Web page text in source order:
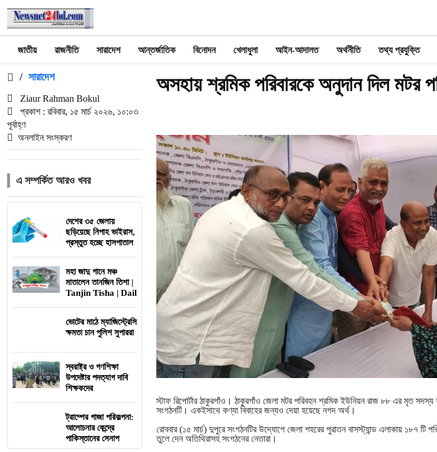
জাতীয় রাজনীতি সারাদেশ আন্তর্জাতিক বিনোদন খেলাধুলা আইন-আদালত অর্থনীতি তথ্য প্রযুক্তি
/ সারাদেশ
Ziaur Rahman Bokul
প্রকাশ : রবিবার, ১৫ মার্চ ২০২৬, ১০:০৩
পূর্বাহ্ণ
অনলাইন সংস্করণ
এ সম্পর্কিত আরও খবর
দেশের ৩৫ জেলায়
ছড়িয়েছে নিপাহ ভাইরাস,
প্রস্তুত হচ্ছে হাসপাতাল
মহা জাদু গানে মঞ্চ
মাতালেন তানজিন তিশা |
Tanjin Tisha | Dail
ভোটের মাঠে ম্যাজিস্ট্রেসি
ক্ষমতা চান পুলিশ সুপাররা
স্বরাষ্ট্র ও গণশিক্ষা
উপদেষ্টার পদত্যাগ দাবি
শিক্ষকদের
ট্রাম্পের গাজা পরিকল্পনা:
আলোচনার কেন্দ্রে
পাকিস্তানের সেনাপ
অসহায় শ্রমিক পরিবারকে অনুদান দিল মটর
স্টাফ রিপোর্টার ঠাকুরগাঁও। ঠাকুরগাঁও জেলা মটর পরিবহন শ্রমিক ইউনিয়ন রাজ ৮৮ এর মৃত সদস্য
সংগঠনটি। একইসাথে কণ্যা বিবাহের জন্যও দেয়া হয়েছে নগদ অর্থ।
রোববার (১৫ মার্চ) দুপুরে সংগঠনটির উদ্যোগে জেলা শহরের পুরাতন বাসস্ট্যান্ড এলাকায় ১৮৭ টি
তুলে দেন অতিথিরাসহ সংগঠনের নেতারা।